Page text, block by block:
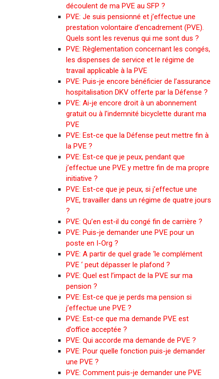
découlent de ma PVE au SFP ?
PVE: Je suis pensionné et j’effectue une
prestation volontaire d’encadrement (PVE).
Quels sont les revenus qui me sont dus ?
PVE: Règlementation concernant les congés,
les dispenses de service et le régime de
travail applicable à la PVE
PVE: Puis-je encore bénéficier de l’assurance
hospitalisation DKV offerte par la Défense ?
PVE: Ai-je encore droit à un abonnement
gratuit ou à l'indemnité bicyclette durant ma
PVE
PVE: Est-ce que la Défense peut mettre fin à
la PVE ?
PVE: Est-ce que je peux, pendant que
j’effectue une PVE y mettre fin de ma propre
initiative ?
PVE: Est-ce que je peux, si j’effectue une
PVE, travailler dans un régime de quatre jours
?
PVE: Qu’en est-il du congé fin de carrière ?
PVE: Puis-je demander une PVE pour un
poste en I-Org ?
PVE: A partir de quel grade ‘le complément
PVE ‘ peut dépasser le plafond ?
PVE: Quel est l’impact de la PVE sur ma
pension ?
PVE: Est-ce que je perds ma pension si
j’effectue une PVE ?
PVE: Est-ce que ma demande PVE est
d’office acceptée ?
PVE: Qui accorde ma demande de PVE ?
PVE: Pour quelle fonction puis-je demander
une PVE ?
PVE: Comment puis-je demander une PVE